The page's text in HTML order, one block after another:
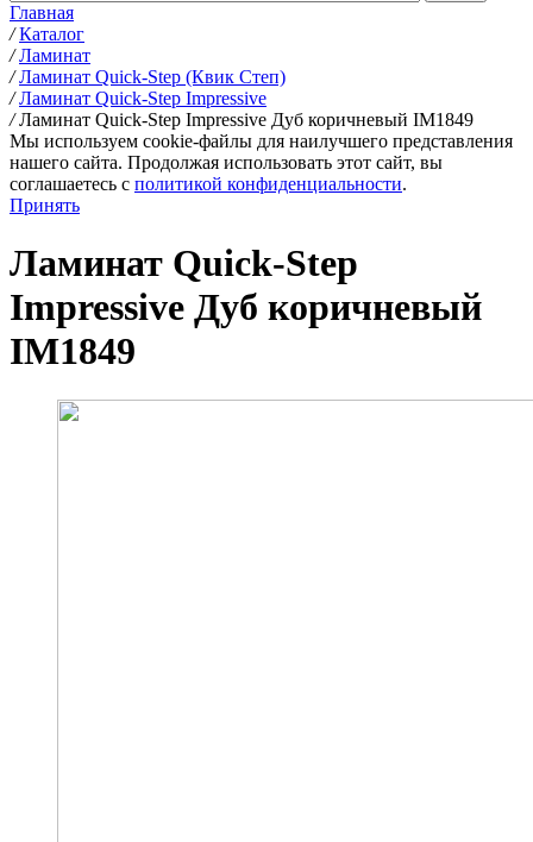
Главная
/ Каталог
/ Ламинат
/ Ламинат Quick-Step (Квик Степ)
/ Ламинат Quick-Step Impressive
/ Ламинат Quick-Step Impressive Дуб коричневый IM1849
Мы используем cookie-файлы для наилучшего представления
нашего сайта. Продолжая использовать этот сайт, вы
соглашаетесь c политикой конфиденциальности.
Принять
Ламинат Quick-Step
Impressive Дуб коричневый
IM1849